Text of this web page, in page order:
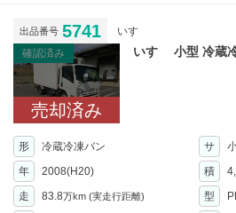
出品番号 5741
いすゞ
確認済み
売却済み
いすゞ 小型 冷蔵
形 冷蔵冷凍バン サ
年
2008(H20) 積
走 83.8万km (実走行距離) 型